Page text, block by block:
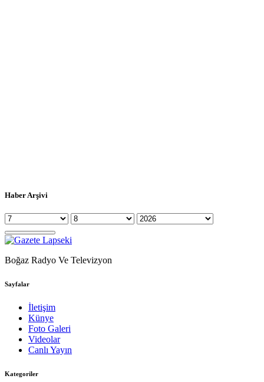
Haber Arşivi
Boğaz Radyo Ve Televizyon
Sayfalar
İletişim
Künye
Foto Galeri
Videolar
Canlı Yayın
Kategoriler